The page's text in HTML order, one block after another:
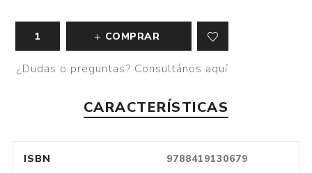
COMPRAR
¿Dudas o preguntas? Consultános aquí
CARACTERÍSTICAS
ISBN 9788419130679